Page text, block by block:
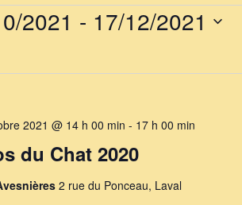
2021 - 17/12/2021
du Chat 2020
2021 @ 14 h 00 min - 17 h 00 min
2 rue du Ponceau, Laval